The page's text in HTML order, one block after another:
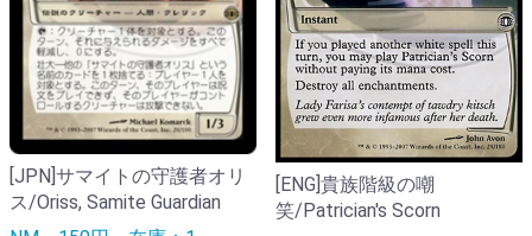
[JPN]サマイトの守護者オリ
ス/Oriss, Samite Guardian
[ENG]貴族階級の嘲
笑/Patrician's Scorn